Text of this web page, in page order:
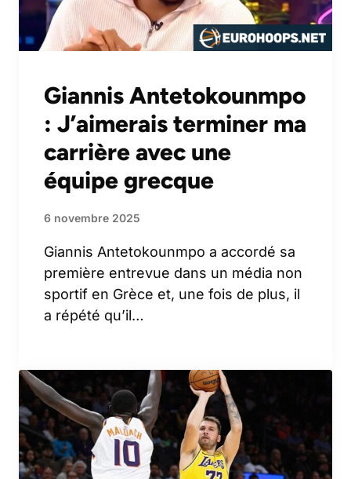
Giannis Antetokounmpo
: J’aimerais terminer ma
carrière avec une
équipe grecque
6 novembre 2025
Giannis Antetokounmpo a accordé sa
première entrevue dans un média non
sportif en Grèce et, une fois de plus, il
a répété qu’il…